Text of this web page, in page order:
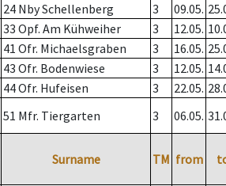
24 Nby Schellenberg 3 09.05.
33 Opf. Am Kühweiher 3 12.05.
41 Ofr. Michaelsgraben 3 16.05.
43 Ofr. Bodenwiese 3 12.05.
44 Ofr. Hufeisen 3 22.05.
51 Mfr. Tiergarten 3 06.05.
Surname TM from